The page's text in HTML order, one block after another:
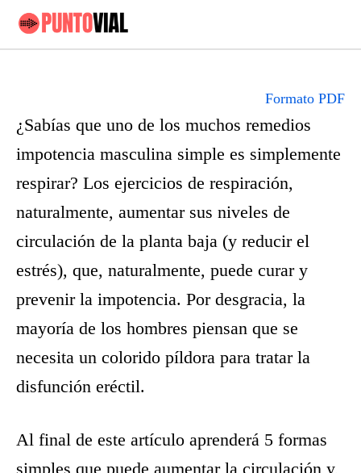
Formato PDF
¿Sabías que uno de los muchos remedios
impotencia masculina simple es simplemente
respirar? Los ejercicios de respiración,
naturalmente, aumentar sus niveles de
circulación de la planta baja (y reducir el
estrés), que, naturalmente, puede curar y
prevenir la impotencia. Por desgracia, la
mayoría de los hombres piensan que se
necesita un colorido píldora para tratar la
disfunción eréctil.
Al final de este artículo aprenderá 5 formas
simples que puede aumentar la circulación y,